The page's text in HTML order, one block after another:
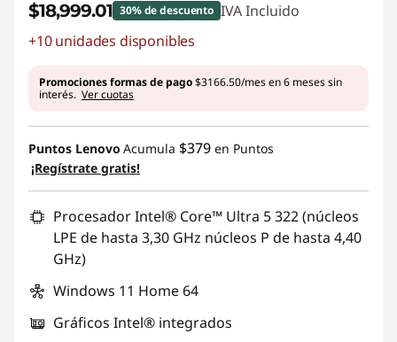
$18,999.01 30% de descuento IVA Incluido
Ahorros instantáneos :
+10 unidades disponibles
Promociones formas de pago$3166.50/mes en 6 meses sin
interés. Ver cuotas
Puntos Lenovo Acumula $379 en Puntos
¡Regístrate gratis!
Procesador Intel® Core™ Ultra 5 322 (núcleos
LPE de hasta 3,30 GHz núcleos P de hasta 4,40
GHz)
Windows 11 Home 64
Gráficos Intel® integrados